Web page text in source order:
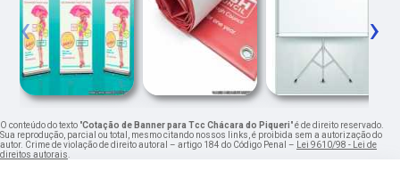
‹ ›
O conteúdo do texto "Cotação de Banner para Tcc Chácara do Piqueri" é de direito reservado.
Sua reprodução, parcial ou total, mesmo citando nossos links, é proibida sem a autorização do
autor. Crime de violação de direito autoral – artigo 184 do Código Penal –
Lei 9610/98 - Lei de
direitos autorais